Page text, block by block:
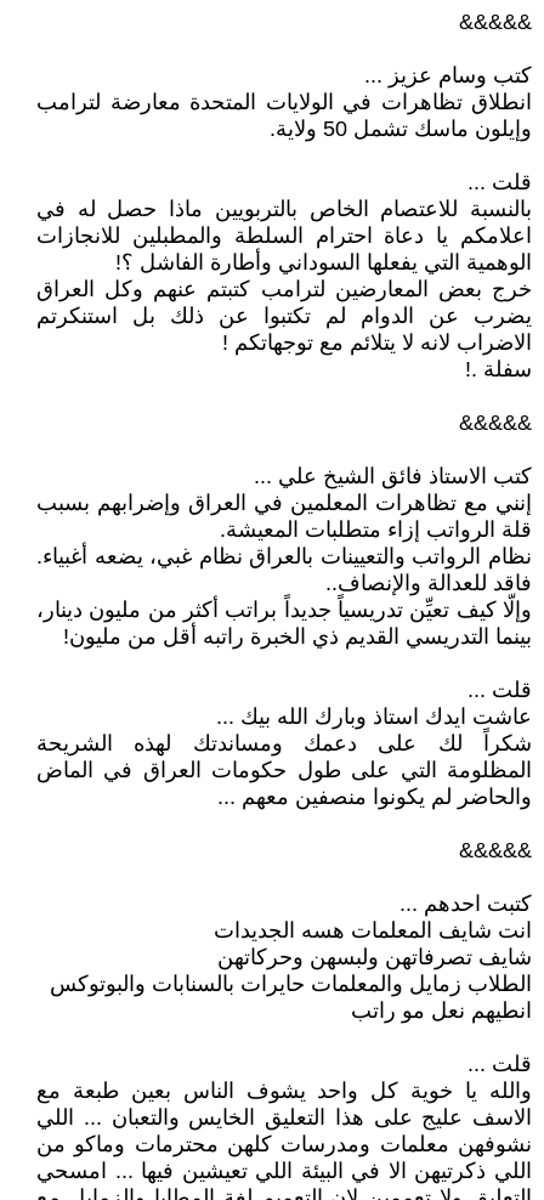
&&&&&
كتب وسام عزيز ...
انطلاق تظاهرات في الولايات المتحدة معارضة لترامب
وإيلون ماسك تشمل 50 ولاية.
قلت ...
بالنسبة للاعتصام الخاص بالتربويين ماذا حصل له في
اعلامكم يا دعاة احترام السلطة والمطبلين للانجازات
الوهمية التي يفعلها السوداني وأطارة الفاشل ؟!
خرج بعض المعارضين لترامب كتبتم عنهم وكل العراق
يضرب عن الدوام لم تكتبوا عن ذلك بل استنكرتم
الاضراب لانه لا يتلائم مع توجهاتكم !
سفلة .!
&&&&&
كتب الاستاذ فائق الشيخ علي ...
إنني مع تظاهرات المعلمين في العراق وإضرابهم بسبب
قلة الرواتب إزاء متطلبات المعيشة.
‏نظام الرواتب والتعيينات بالعراق نظام غبي، يضعه أغبياء.
فاقد للعدالة والإنصاف..
‏وإلّا كيف تعيِّن تدريسياً جديداً براتب أكثر من مليون دينار،
بينما التدريسي القديم ذي الخبرة راتبه أقل من مليون!
قلت ...
عاشت ايدك استاذ وبارك الله بيك ...
شكراً لك على دعمك ومساندتك لهذه الشريحة
المظلومة التي على طول حكومات العراق في الماض
والحاضر لم يكونوا منصفين معهم ...
&&&&&
كتبت احدهم ...
انت شايف المعلمات هسه الجديدات
‏شايف تصرفاتهن ولبسهن وحركاتهن
‏الطلاب زمايل والمعلمات حايرات بالسنابات والبوتوكس
‏انطيهم نعل مو راتب
قلت ...
والله يا خوية كل واحد يشوف الناس بعين طبعة مع
الاسف عليج على هذا التعليق الخايس والتعبان ... اللي
نشوفهن معلمات ومدرسات كلهن محترمات وماكو من
اللي ذكرتيهن الا في البيئة اللي تعيشين فيها ... امسحي